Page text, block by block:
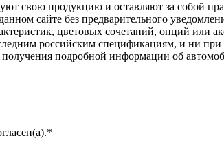
свою продукцию и оставляют за собой
сайте без предварительного
цветовых сочетаний, опций или
российским спецификациям, и ни
подробной информации об